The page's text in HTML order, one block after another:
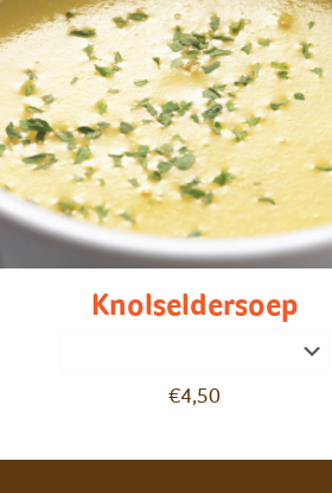
Knolseldersoep
€4,50